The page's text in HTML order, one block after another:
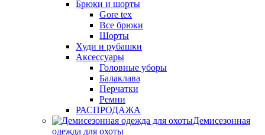
Брюки и шорты
Gore tex
Все брюки
Шорты
Худи и рубашки
Аксессуары
Головные уборы
Балаклава
Перчатки
Ремни
РАСПРОДАЖА
Демисезонная
одежда для охоты